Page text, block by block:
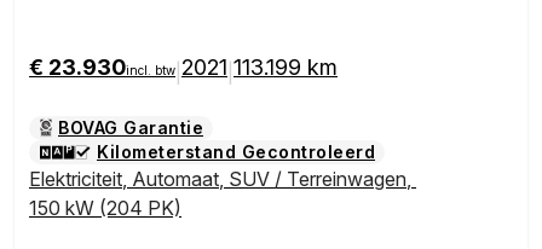
€ 23.930incl. btw 2021 113.199 km
BOVAG Garantie
Kilometerstand Gecontroleerd
Elektriciteit, Automaat, SUV / Terreinwagen,
150 kW (204 PK)